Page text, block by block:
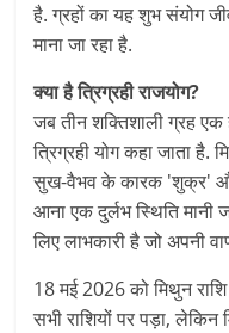
है. ग्रहों का यह शुभ संयोग
माना जा रहा है.
क्या है त्रिग्रही राजयोग?
जब तीन शक्तिशाली ग्रह
त्रिग्रही योग कहा जाता
सुख-वैभव के कारक 'शुक्र'
आना एक दुर्लभ स्थिति मानी
लिए लाभकारी है जो अपनी
18 मई 2026 को मिथुन
सभी राशियों पर पड़ा,